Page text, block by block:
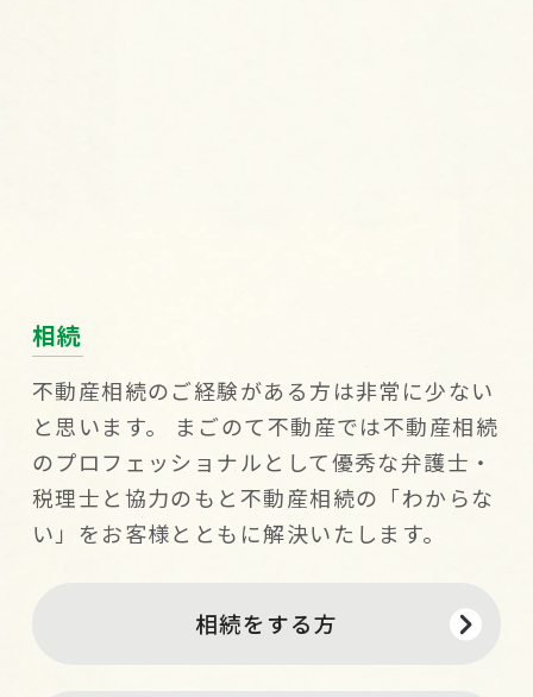
相続
不動産相続のご経験がある方は非常に少ない
と思います。 まごのて不動産では不動産相続
のプロフェッショナルとして優秀な弁護士・
税理士と協力のもと不動産相続の「わからな
い」をお客様とともに解決いたします。
相続をする方